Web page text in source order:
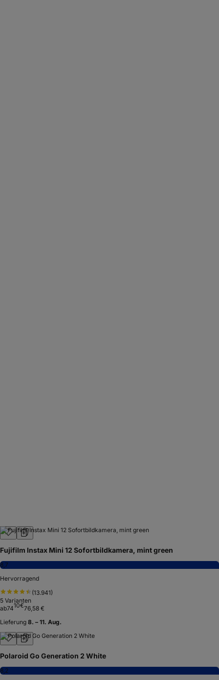
Fujifilm Instax Mini 12 Sofortbildkamera, mint green
8,7
Hervorragend
(13.941)
5 Varianten
ab7410€76,58 €
Lieferung 8. – 11. Aug.
Polaroid Go Generation 2 White
8,2